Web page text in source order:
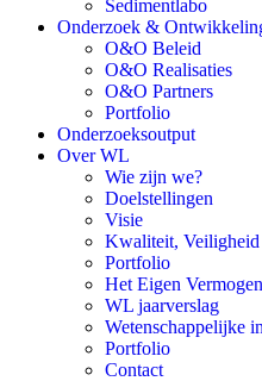
Sedimentlabo
Onderzoek &
O&O Beleid
O&O Realisaties
O&O Partners
Portfolio
Onderzoeksoutput
Over WL
Wie zijn we?
Doelstellingen
Visie
Kwaliteit,
Portfolio
Het Eigen
WL jaarverslag
Wetenschappelijke
Portfolio
Contact